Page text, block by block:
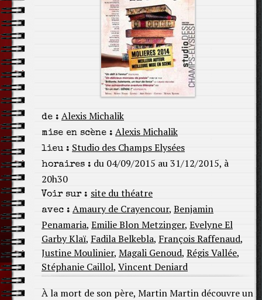
de : Alexis Michalik
mise en scène : Alexis Michalik
lieu : Studio des Champs Elysées
horaires : du 04/09/2015 au 31/12/2015, à
20h30
Voir sur : site du théatre
avec : Amaury de Crayencour, Benjamin
Penamaria, Emilie Blon Metzinger, Evelyne El
Garby Klaï, Fadila Belkebla, François Raffenaud,
Justine Moulinier, Magali Genoud, Régis Vallée,
Stéphanie Caillol, Vincent Deniard
À la mort de son père, Martin Martin découvre un